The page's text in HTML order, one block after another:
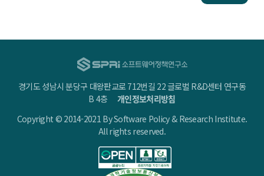
경기도 성남시 분당구 대왕판교로 712번길 22 글로벌 R&D센터 연구동
B 4층개인정보처리방침
Copyright © 2014-2021 By Software Policy & Research Institute.
All rights reserved.